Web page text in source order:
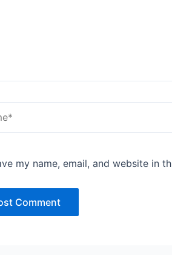
my name, email, and website in